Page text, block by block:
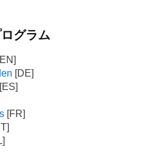
グラム